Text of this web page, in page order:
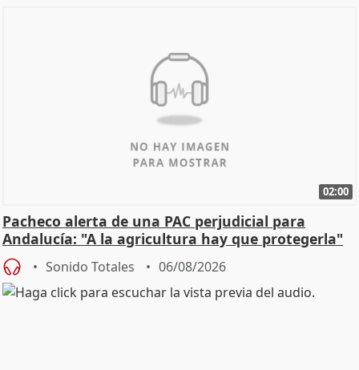
02:00
Pacheco alerta de una PAC perjudicial para
Andalucía: "A la agricultura hay que protegerla"
Sonido Totales 06/08/2026